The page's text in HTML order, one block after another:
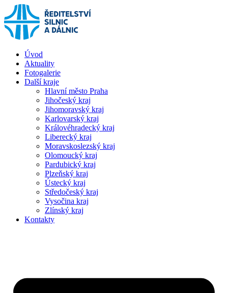
Úvod
Aktuality
Fotogalerie
Další kraje
Hlavní město Praha
Jihočeský kraj
Jihomoravský kraj
Karlovarský kraj
Královéhradecký kraj
Liberecký kraj
Moravskoslezský kraj
Olomoucký kraj
Pardubický kraj
Plzeňský kraj
Ústecký kraj
Středočeský kraj
Vysočina kraj
Zlínský kraj
Kontakty